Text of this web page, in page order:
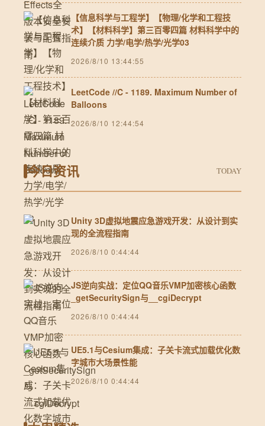
【信息科学与工程学】【物理/化学和工程技
术】【材料科学】第三百零四篇 材料科学中的
连续介质 力学/电学/热学/光学03
2026/8/10 13:44:55
LeetCode //C - 1189. Maximum Number of
Balloons
2026/8/10 12:44:54
今日资讯 TODAY
Unity 3D虚拟地震应急游戏开发：从设计到实
现的全流程指南
2026/8/10 0:44:44
JS逆向实战：定位QQ音乐VMP加密核心函数
_getSecuritySign与__cgiDecrypt
2026/8/10 0:44:44
UE5.1与Cesium集成：子关卡流式加载优化数
字城市大场景性能
2026/8/10 0:44:44